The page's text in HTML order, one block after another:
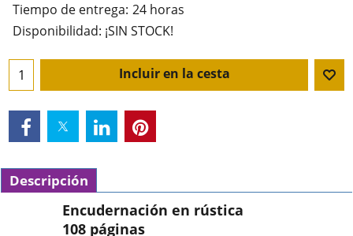
Tiempo de entrega: 24 horas
Disponibilidad: ¡SIN STOCK!
Incluir en la cesta
Descripción
Encudernación en rústica
108 páginas